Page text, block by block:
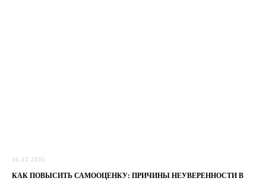
16.12.2025
КАК ПОВЫСИТЬ САМООЦЕНКУ: ПРИЧИНЫ НЕУВЕРЕННОСТИ В